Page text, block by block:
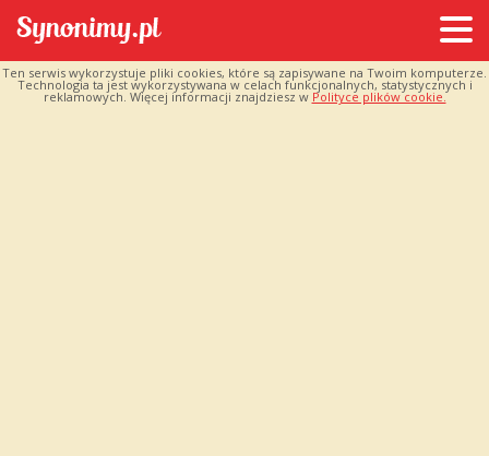
Ten serwis wykorzystuje pliki cookies, które są zapisywane na Twoim komputerze.
Technologia ta jest wykorzystywana w celach funkcjonalnych, statystycznych i
reklamowych. Więcej informacji znajdziesz w Polityce plików cookie.